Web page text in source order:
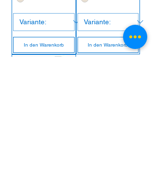
In den Warenkorb In den Warenkorb